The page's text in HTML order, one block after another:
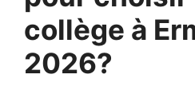
collège à
2026?